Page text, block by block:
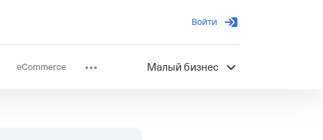
Войти
eCommerce Малый бизнес